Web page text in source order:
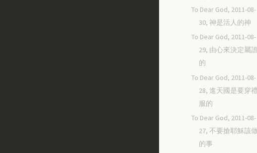
To Dear God, 2011-08-
30, 神是活人的神
To Dear God, 2011-08-
29, 由心來決定屬誰
的
To Dear God, 2011-08-
28, 進天國是要穿禮
服的
To Dear God, 2011-08-
27, 不要搶耶穌該做
的事